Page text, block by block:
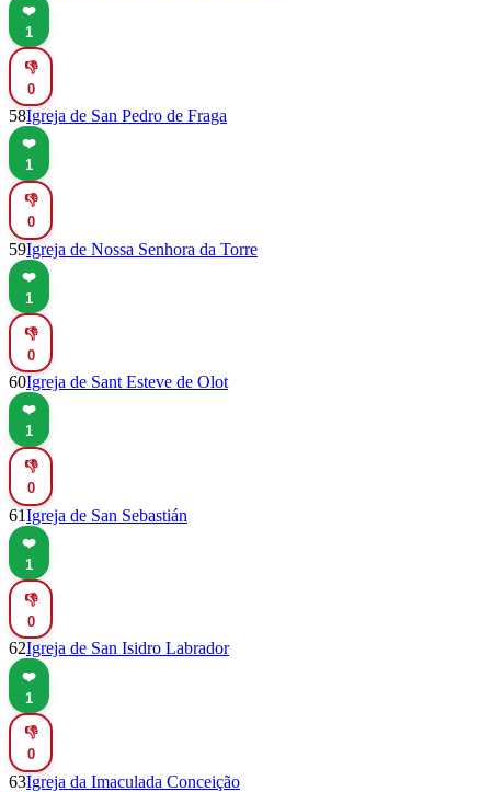
❤️
1
👎
0
58Igreja de San Pedro de Fraga
❤️
1
👎
0
59Igreja de Nossa Senhora da Torre
❤️
1
👎
0
60Igreja de Sant Esteve de Olot
❤️
1
👎
0
61Igreja de San Sebastián
❤️
1
👎
0
62Igreja de San Isidro Labrador
❤️
1
👎
0
63Igreja da Imaculada Conceição